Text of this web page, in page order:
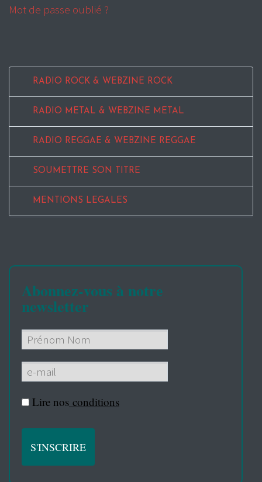
Mot de passe oublié ?
RADIO ROCK & WEBZINE ROCK
RADIO METAL & WEBZINE METAL
RADIO REGGAE & WEBZINE REGGAE
SOUMETTRE SON TITRE
MENTIONS LEGALES
Abonnez-vous à notre
newsletter
Lire nos conditions